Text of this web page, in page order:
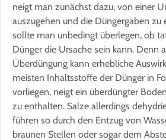
neigt man zunächst dazu, von einer
auszugehen und die Düngergaben zu
sollte man unbedingt überlegen, ob
Dünger die Ursache sein kann. Denn
Überdüngung kann erhebliche
meisten Inhaltsstoffe der Dünger in
vorliegen, neigt ein überdüngter
zu enthalten. Salze allerdings
führen so durch den Entzug von
braunen Stellen oder sogar dem